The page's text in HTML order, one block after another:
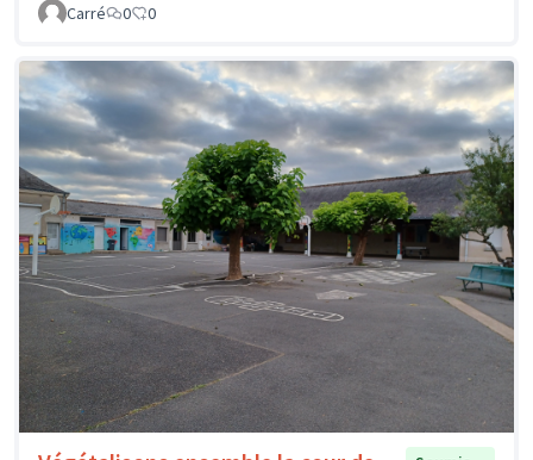
Carré
0 0